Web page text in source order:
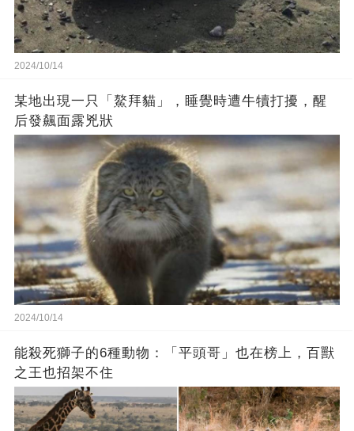
2024/10/14
某地出現一只「鰲拜貓」，睡覺時遭牛犢打擾，醒
后發飆面露兇狀
2024/10/14
能殺死獅子的6種動物：「平頭哥」也在榜上，百獸
之王也招架不住